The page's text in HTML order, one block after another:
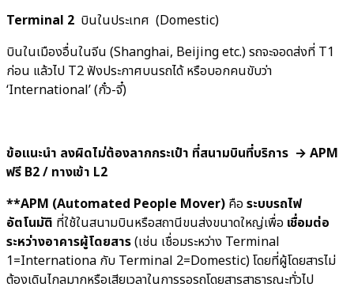
Terminal 2 บินในประเทศ (Domestic)
บินในเมืองอื่นในจีน (Shanghai, Beijing etc.) รถจะจอดส่งที่ T1
ก่อน แล้วไป T2 ฟังประกาศบนรถได้ หรือบอกคนขับว่า
‘International’ (กั๋ว-จี๋)
ข้อแนะนำ ลงผิดไม่ต้องลากกระเป๋า ที่สนามบินที่บริการ → APM
ฟรี B2 / ทางเข้า L2
**APM (Automated People Mover) คือ ระบบรถไฟ
อัตโนมัติ ที่ใช้ในสนามบินหรือสถานีขนส่งขนาดใหญ่เพื่อ เชื่อมต่อ
ระหว่างอาคารผู้โดยสาร(เช่น เชื่อมระหว่าง Terminal
1=Internationa กับ Terminal 2=Domestic) โดยที่ผู้โดยสารไม่
ต้องเดินไกลมากหรือเสียเวลาในการรอรถโดยสารสาธารณะทั่วไป